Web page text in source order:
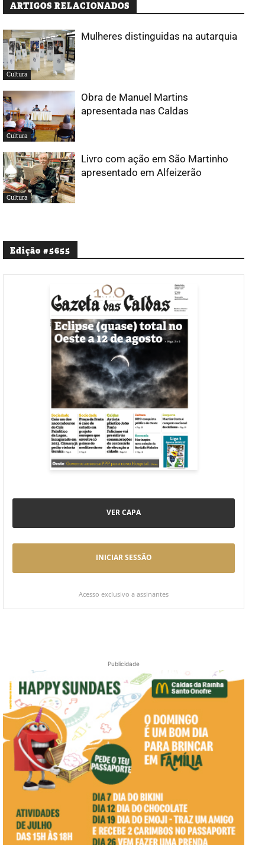
ARTIGOS RELACIONADOS
Cultura
Mulheres distinguidas na autarquia
Cultura
Obra de Manuel Martins
apresentada nas Caldas
Cultura
Livro com ação em São Martinho
apresentado em Alfeizerão
Edição #5655
VER CAPA
INICIAR SESSÃO
Acesso exclusivo a assinantes
Publicidade